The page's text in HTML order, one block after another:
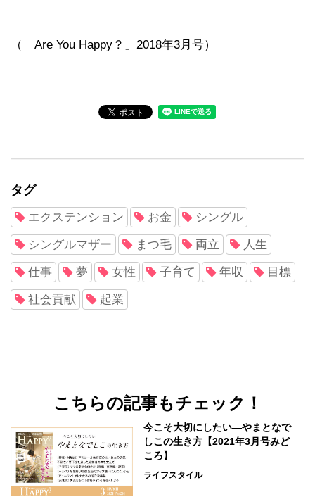
（「Are You Happy？」2018年3月号）
タグ
エクステンション お金 シングル
シングルマザー まつ毛 両立 人生
仕事 夢 女性 子育て 年収 目標
社会貢献 起業
こちらの記事もチェック！
今こそ大切にしたい―やまとなで
しこの生き方【2021年3月号みど
ころ】
ライフスタイル